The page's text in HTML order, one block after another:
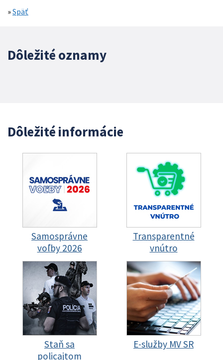
»Späť
Dôležité oznamy
Dôležité informácie
Samosprávne
voľby 2026
Transparentné
vnútro
Staň sa
policajtom
E-služby MV SR